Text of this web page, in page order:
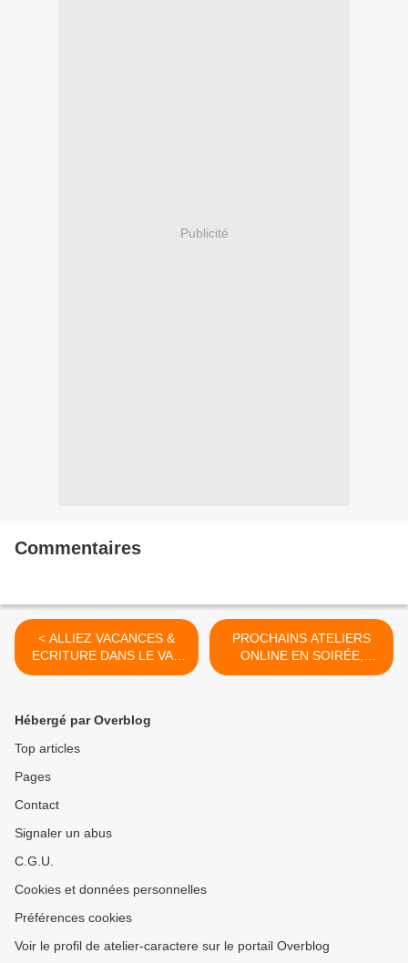
Publicité
Commentaires
< ALLIEZ VACANCES &
ECRITURE DANS LE VAR
EN AOUT
PROCHAINS ATELIERS
ONLINE EN SOIRÉE,
mercredi 20 & lundi 25 avril
Hébergé par Overblog
Top articles
Pages
Contact
Signaler un abus
C.G.U.
Cookies et données personnelles
Préférences cookies
Voir le profil de atelier-caractere sur le portail Overblog